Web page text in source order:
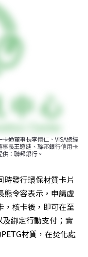
通董事長李懷仁、VISA總經
長王愍廸、聯邦銀行信用卡
：聯邦銀行。
時發行環保材質卡片
熊令容表示，申請虛
，核卡後，即可在至
綁定行動支付；實
材質，在焚化處